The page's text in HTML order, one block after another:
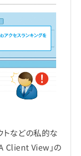
トなどの私的な
Client View」の